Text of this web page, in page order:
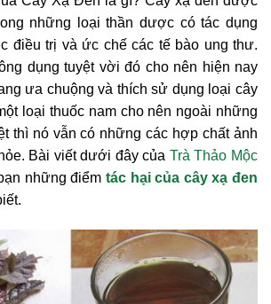
những loại thần dược có tác dụng
điều trị và ức chế các tế bào ung thư.
dụng tuyệt vời đó cho nên hiện nay
ưa chuộng và thích sử dụng loại cây
loại thuốc nam cho nên ngoài những
thì nó vẫn có những các hợp chất ảnh
Bài viết dưới đây của Trà Thảo Mộc
những điểm tác hại của cây xạ đen